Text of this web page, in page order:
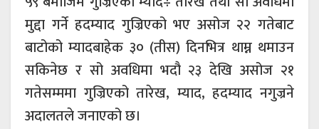
मुद्दा गर्ने हदम्याद गुज्रिएको भए असोज २२ गतेबाट
बाटोको म्यादबाहेक ३० (तीस) दिनभित्र थाम्न थमाउन
सकिनेछ र सो अवधिमा भदौ २३ देखि असोज २१
गतेसम्ममा गुज्रिएको तारेख, म्याद, हदम्याद नगुज्रने
अदालतले जनाएको छ।